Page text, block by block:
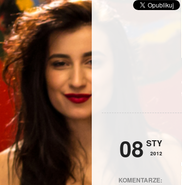
08 STY
2012
KOMENTARZE: